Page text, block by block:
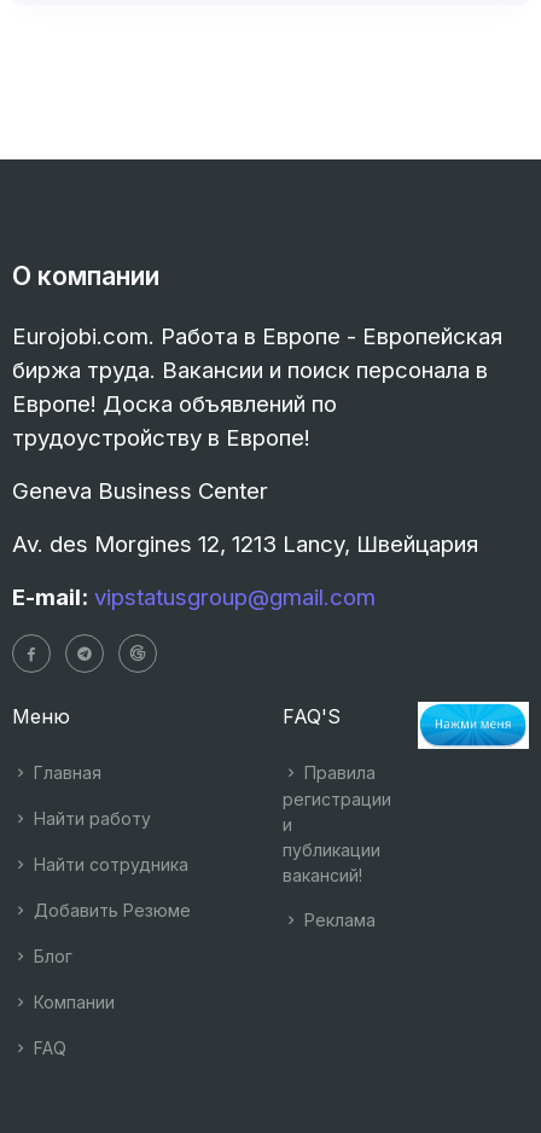
О компании
Eurojobi.com. Работа в Европе - Европейская
биржа труда. Вакансии и поиск персонала в
Европе! Доска объявлений по
трудоустройству в Европе!
Geneva Business Center
Av. des Morgines 12, 1213 Lancy, Швейцария
E-mail: vipstatusgroup@gmail.com
Меню
Главная
Найти работу
Найти сотрудника
Добавить Резюме
Блог
Компании
FAQ
FAQ'S
Правила
регистрации
и
публикации
вакансий!
Реклама